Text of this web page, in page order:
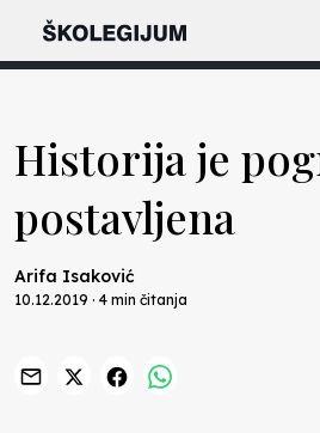
Historija je
postavljena
Arifa Isaković
10.12.2019 · 4 min čitanja